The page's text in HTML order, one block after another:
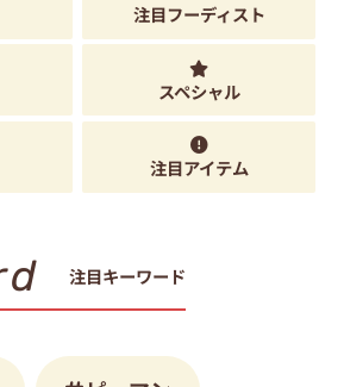
スペシャル
注目アイテム